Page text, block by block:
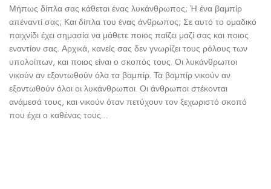
Μήπως δίπλα σας κάθεται ένας λυκάνθρωπος; Ή ένα βαμπίρ
απέναντί σας; Και δίπλα του ένας άνθρωπος; Σε αυτό το ομαδικό
παιχνίδι έχει σημασία να μάθετε ποιος παίζει μαζί σας και ποιος
εναντίον σας. Αρχικά, κανείς σας δεν γνωρίζει τους ρόλους των
υπολοίπων, και ποιος είναι ο σκοπός τους. Οι λυκάνθρωποι
νικούν αν εξοντωθούν όλα τα βαμπίρ. Τα βαμπίρ νικούν αν
εξοντωθούν όλοι οι λυκάνθρωποι. Οι άνθρωποι στέκονται
ανάμεσά τους, και νικούν όταν πετύχουν τον ξεχωριστό σκοπό
που έχει ο καθένας τους…